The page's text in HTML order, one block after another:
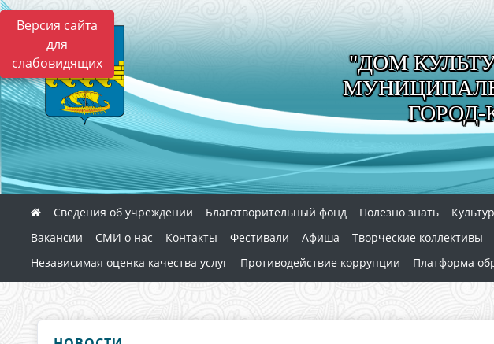
Версия сайта
для
слабовидящих
"ДОМ
Сведения об учреждении Благотворительный фонд Полезно знать
Вакансии
СМИ о нас Контакты Фестивали Афиша Творческие коллективы
Независимая оценка качества услуг
Противодействие коррупции Платформа